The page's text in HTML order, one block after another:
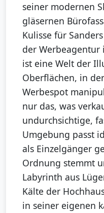
seiner modernen
gläsernen
Kulisse für
der Werbeagentur
ist eine Welt der
Oberflächen, in
Werbespot
nur das, was
undurchsichtige,
Umgebung passt
als Einzelgänger
Ordnung stemmt
Labyrinth aus
Kälte der
in seiner eigenen